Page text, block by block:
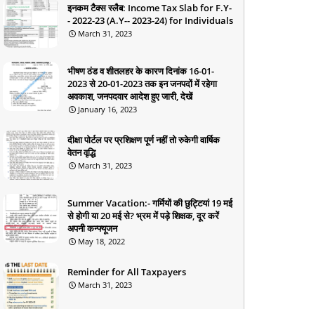
इनकम टैक्स स्लैब: Income Tax Slab for F.Y-
- 2022-23 (A.Y-- 2023-24) for Individuals
March 31, 2023
भीषण ठंड व शीतलहर के कारण दिनांक 16-01-
2023 से 20-01-2023 तक इन जनपदों में रहेगा
अवकाश, जनपदवार आदेश हुए जारी, देखें
January 16, 2023
दीक्षा पोर्टल पर प्रशिक्षण पूर्ण नहीं तो रुकेगी वार्षिक
वेतन वृद्धि
March 31, 2023
Summer Vacation:- गर्मियों की छुट्टियां 19 मई
से होगी या 20 मई से? भ्रम में पड़े शिक्षक, दूर करें
अपनी कन्फ्यूजन
May 18, 2022
Reminder for All Taxpayers
March 31, 2023